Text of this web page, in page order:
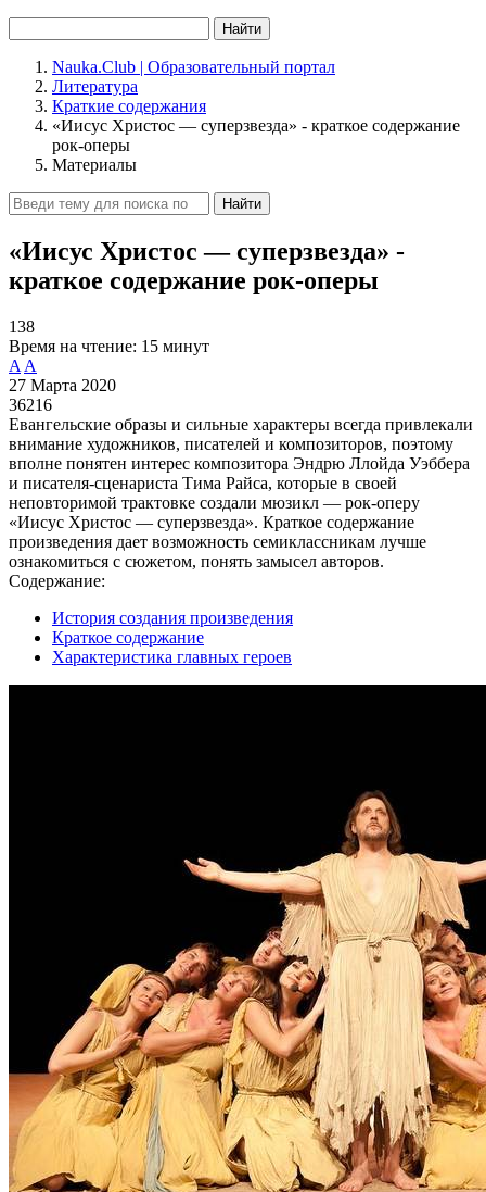
Найти
Nauka.Club | Образовательный портал
Литература
Краткие содержания
«Иисус Христос — суперзвезда» - краткое содержание
рок-оперы
Материалы
Найти
«Иисус Христос — суперзвезда» -
краткое содержание рок-оперы
138
Время на чтение: 15 минут
A A
27 Марта 2020
36216
Евангельские образы и сильные характеры всегда привлекали
внимание художников, писателей и композиторов, поэтому
вполне понятен интерес композитора Эндрю Ллойда Уэббера
и писателя-сценариста Тима Райса, которые в своей
неповторимой трактовке создали мюзикл — рок-оперу
«Иисус Христос — суперзвезда». Краткое содержание
произведения дает возможность семиклассникам лучше
ознакомиться с сюжетом, понять замысел авторов.
Содержание:
История создания произведения
Краткое содержание
Характеристика главных героев